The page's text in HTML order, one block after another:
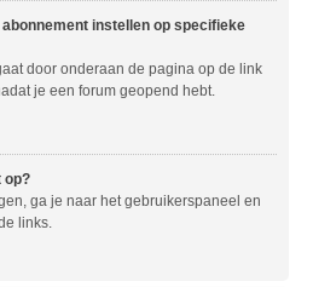
instellen op specifieke
door onderaan de pagina op de link
je een forum geopend hebt.
op?
ga je naar het gebruikerspaneel en
links.